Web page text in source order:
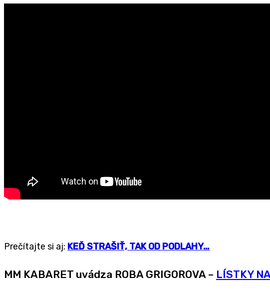
Prečítajte si aj: KEĎ STRAŠIŤ, TAK OD PODLAHY…
MM KABARET uvádza ROBA GRIGOROVA – LÍSTKY